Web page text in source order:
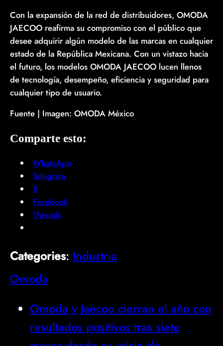
Con la expansión de la red de distribuidores, OMODA
JAECOO reafirma su compromiso con el público que
desee adquirir algún modelo de las marcas en cualquier
estado de la República Mexicana. Con un vistazo hacia
el futuro, los modelos OMODA JAECOO lucen llenos
de tecnología, desempeño, eficiencia y seguridad para
cualquier tipo de usuario.
Fuente | Imagen: OMODA México
Comparte esto:
WhatsApp
Telegram
X
Facebook
Threads
Categories: Industria
Omoda
Omoda y Jaecoo cierran el año con
resultados positivos tras siete